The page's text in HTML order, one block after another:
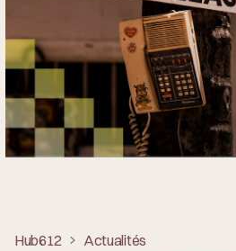
Hub612
Actualités